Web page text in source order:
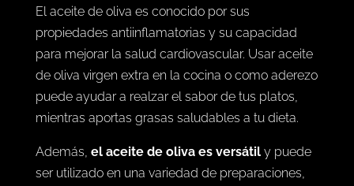
El aceite de oliva es conocido por sus
propiedades antiinflamatorias y su capacidad
para mejorar la salud cardiovascular. Usar aceite
de oliva virgen extra en la cocina o como aderezo
puede ayudar a realzar el sabor de tus platos,
mientras aportas grasas saludables a tu dieta.
Además, el aceite de oliva es versátily puede
ser utilizado en una variedad de preparaciones,